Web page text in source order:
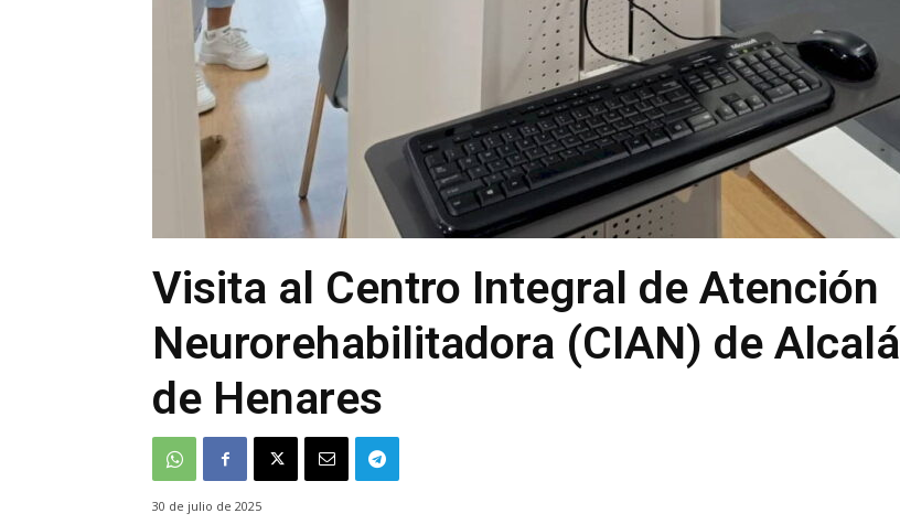
Visita al Centro Integral de Atención
Neurorehabilitadora (CIAN) de Alcalá
de Henares
30 de julio de 2025